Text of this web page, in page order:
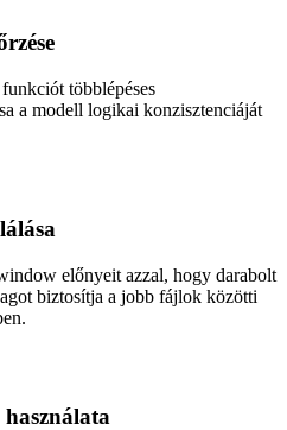
többlépéses
a modell logikai konzisztenciáját
előnyeit azzal, hogy darabolt
biztosítja a jobb fájlok közötti